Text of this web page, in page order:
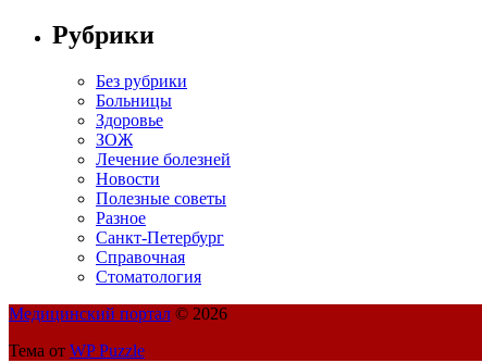
Рубрики
Без рубрики
Больницы
Здоровье
ЗОЖ
Лечение болезней
Новости
Полезные советы
Разное
Санкт-Петербург
Справочная
Стоматология
Медицинский портал © 2026
Тема от WP Puzzle